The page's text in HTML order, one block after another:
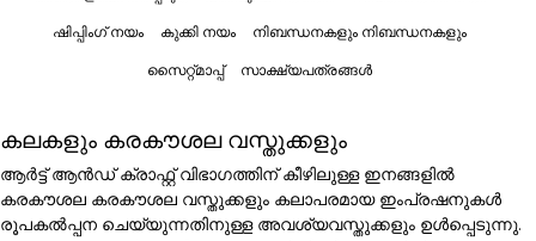
ഷിപ്പിംഗ് നയം കുക്കി നയം നിബന്ധനകളും നിബന്ധനകളും
സൈറ്റ്മാപ്പ് സാക്ഷ്യപത്രങ്ങൾ
കലകളും കരകൗശല വസ്തുക്കളും
ആർട്ട് ആൻഡ് ക്രാഫ്റ്റ് വിഭാഗത്തിന് കീഴിലുള്ള ഇനങ്ങളിൽ
കരകൗശല കരകൗശല വസ്തുക്കളും കലാപരമായ ഇംപ്രഷനുകൾ
രൂപകൽപ്പന ചെയ്യുന്നതിനുള്ള അവശ്യവസ്തുക്കളും ഉൾപ്പെടുന്നു.